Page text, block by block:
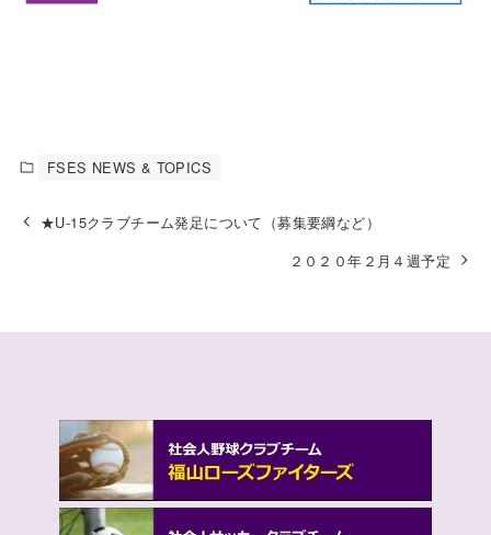
FSES NEWS & TOPICS
★U-15クラブチーム発足について（募集要綱など）
２０２０年２月４週予定